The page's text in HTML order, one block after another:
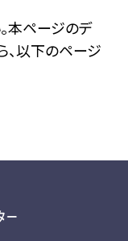
本ページのデ
、以下のページ